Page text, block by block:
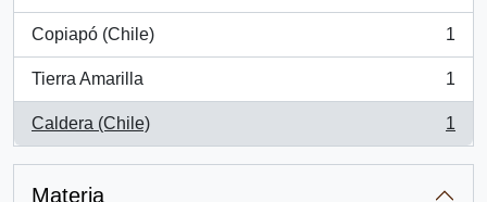
Copiapó (Chile)
, 1 resultados
1
Tierra Amarilla
, 1 resultados
1
Caldera (Chile)
, 1 resultados
1
Materia